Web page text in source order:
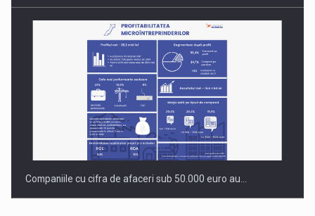
Companiile cu cifra de afaceri sub 50.000 euro au…